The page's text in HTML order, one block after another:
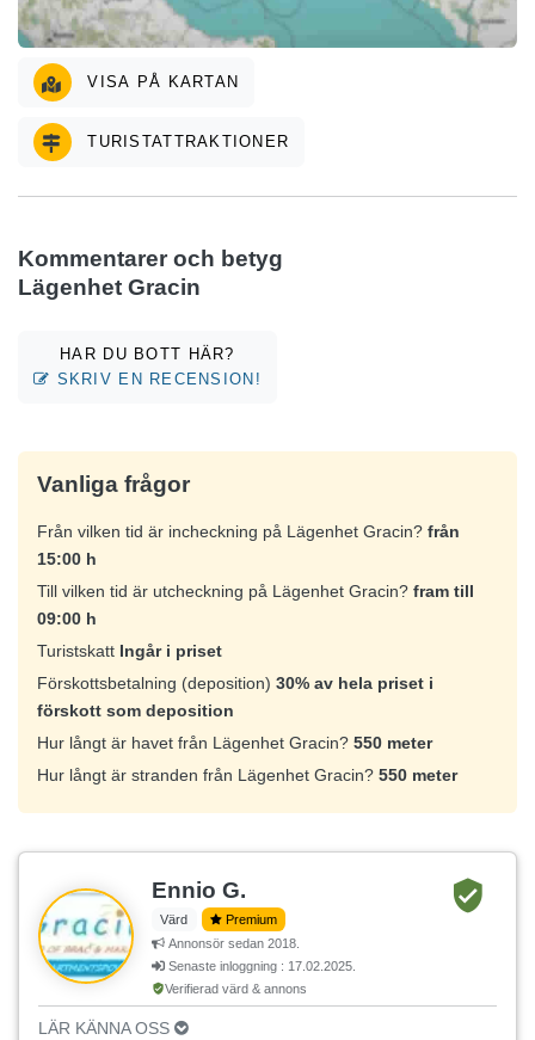
VISA PÅ KARTAN
TURISTATTRAKTIONER
Kommentarer och betyg
Lägenhet Gracin
HAR DU BOTT HÄR?
SKRIV EN RECENSION!
Vanliga frågor
Från vilken tid är incheckning på Lägenhet Gracin? från
15:00 h
Till vilken tid är utcheckning på Lägenhet Gracin? fram till
09:00 h
Turistskatt Ingår i priset
Förskottsbetalning (deposition) 30% av hela priset i
förskott som deposition
Hur långt är havet från Lägenhet Gracin? 550 meter
Hur långt är stranden från Lägenhet Gracin? 550 meter
Ennio G.
Värd
Premium
Annonsör sedan 2018.
Senaste inloggning : 17.02.2025.
Verifierad värd & annons
LÄR KÄNNA OSS